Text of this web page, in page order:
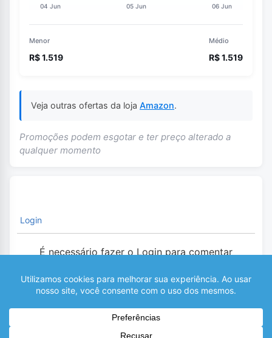
Menor
R$ 1.519
Médio
R$ 1.519
Veja outras ofertas da loja Amazon.
Promoções podem esgotar e ter preço alterado a
qualquer momento
Login
É necessário fazer o Login para comentar
0 COMENTÁRIOS